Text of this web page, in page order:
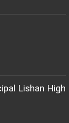
Lishan High